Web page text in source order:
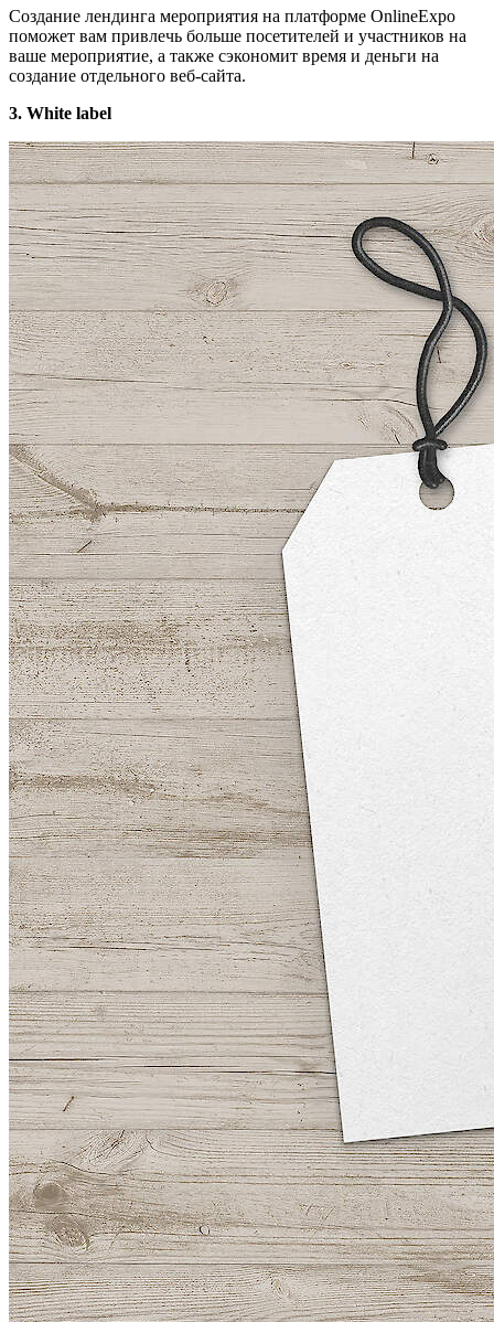
Создание лендинга мероприятия на платформе OnlineExpo
поможет вам привлечь больше посетителей и участников на
ваше мероприятие, а также сэкономит время и деньги на
создание отдельного веб-сайта.
3. White label